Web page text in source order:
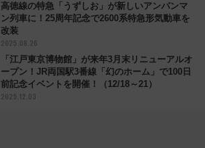
高徳線の特急「うずしお」が新しいアンパンマ
ン列車に！25周年記念で2600系特急形気動車を
改装
2025.08.26
「江戸東京博物館」が来年3月末リニューアルオ
ープン！JR両国駅3番線「幻のホーム」で100日
前記念イベントを開催！（12/18～21）
2025.12.03